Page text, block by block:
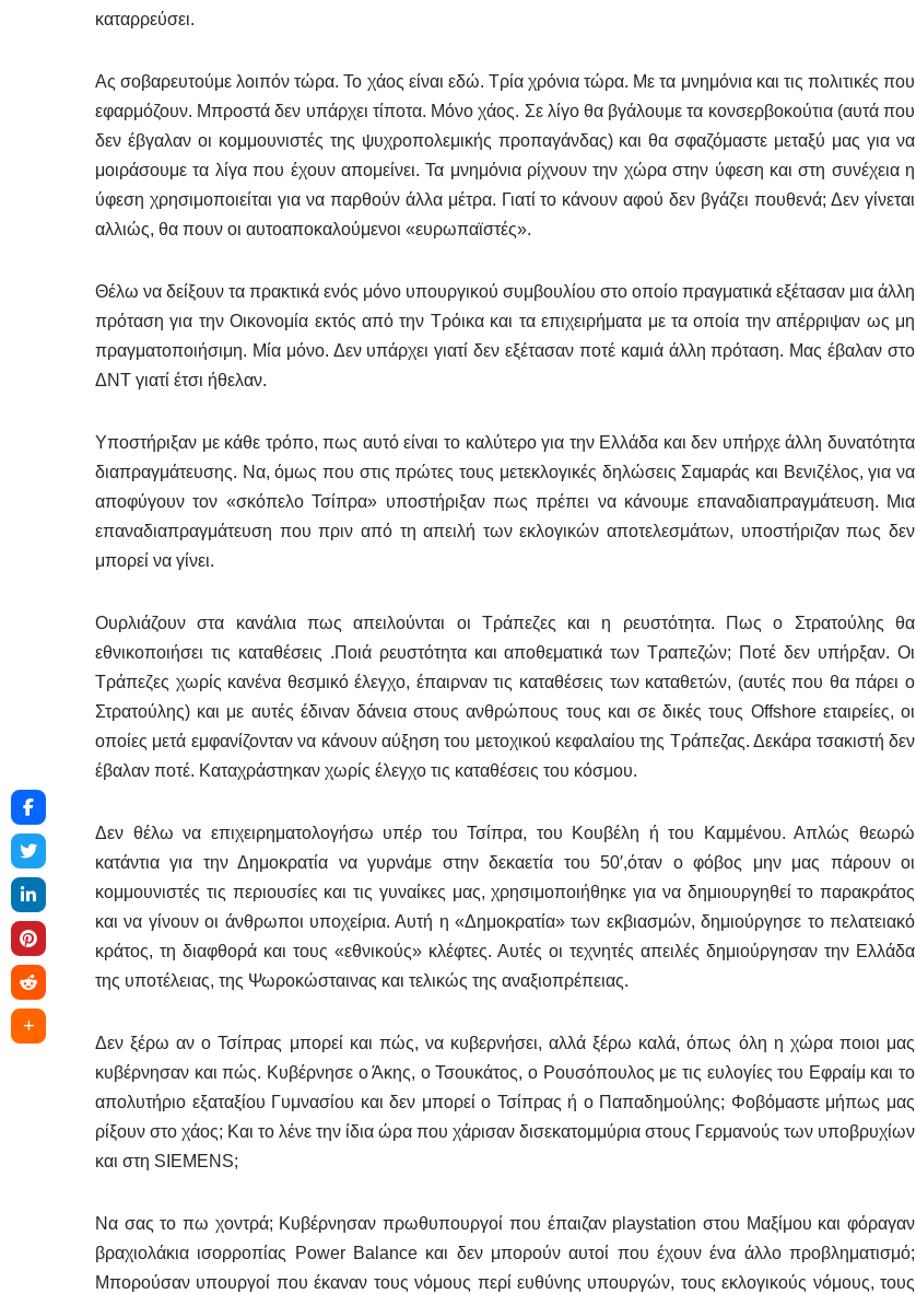
καταρρεύσει.
Ας σοβαρευτούμε λοιπόν τώρα. Το χάος είναι εδώ. Τρία χρόνια τώρα. Με τα μνημόνια και τις πολιτικές που
εφαρμόζουν. Μπροστά δεν υπάρχει τίποτα. Μόνο χάος. Σε λίγο θα βγάλουμε τα κονσερβοκούτια (αυτά που
δεν έβγαλαν οι κομμουνιστές της ψυχροπολεμικής προπαγάνδας) και θα σφαζόμαστε μεταξύ μας για να
μοιράσουμε τα λίγα που έχουν απομείνει. Τα μνημόνια ρίχνουν την χώρα στην ύφεση και στη συνέχεια η
ύφεση χρησιμοποιείται για να παρθούν άλλα μέτρα. Γιατί το κάνουν αφού δεν βγάζει πουθενά; Δεν γίνεται
αλλιώς, θα πουν οι αυτοαποκαλούμενοι «ευρωπαϊστές».
Θέλω να δείξουν τα πρακτικά ενός μόνο υπουργικού συμβουλίου στο οποίο πραγματικά εξέτασαν μια άλλη
πρόταση για την Οικονομία εκτός από την Τρόικα και τα επιχειρήματα με τα οποία την απέρριψαν ως μη
πραγματοποιήσιμη. Μία μόνο. Δεν υπάρχει γιατί δεν εξέτασαν ποτέ καμιά άλλη πρόταση. Μας έβαλαν στο
ΔΝΤ γιατί έτσι ήθελαν.
Υποστήριξαν με κάθε τρόπο, πως αυτό είναι το καλύτερο για την Ελλάδα και δεν υπήρχε άλλη δυνατότητα
διαπραγμάτευσης. Να, όμως που στις πρώτες τους μετεκλογικές δηλώσεις Σαμαράς και Βενιζέλος, για να
αποφύγουν τον «σκόπελο Τσίπρα» υποστήριξαν πως πρέπει να κάνουμε επαναδιαπραγμάτευση. Μια
επαναδιαπραγμάτευση που πριν από τη απειλή των εκλογικών αποτελεσμάτων, υποστήριζαν πως δεν
μπορεί να γίνει.
Ουρλιάζουν στα κανάλια πως απειλούνται οι Τράπεζες και η ρευστότητα. Πως ο Στρατούλης θα
εθνικοποιήσει τις καταθέσεις .Ποιά ρευστότητα και αποθεματικά των Τραπεζών; Ποτέ δεν υπήρξαν. Οι
Τράπεζες χωρίς κανένα θεσμικό έλεγχο, έπαιρναν τις καταθέσεις των καταθετών, (αυτές που θα πάρει ο
Στρατούλης) και με αυτές έδιναν δάνεια στους ανθρώπους τους και σε δικές τους Offshore εταιρείες, οι
οποίες μετά εμφανίζονταν να κάνουν αύξηση του μετοχικού κεφαλαίου της Τράπεζας. Δεκάρα τσακιστή δεν
έβαλαν ποτέ. Καταχράστηκαν χωρίς έλεγχο τις καταθέσεις του κόσμου.
Δεν θέλω να επιχειρηματολογήσω υπέρ του Τσίπρα, του Κουβέλη ή του Καμμένου. Απλώς θεωρώ
κατάντια για την Δημοκρατία να γυρνάμε στην δεκαετία του 50′,όταν ο φόβος μην μας πάρουν οι
κομμουνιστές τις περιουσίες και τις γυναίκες μας, χρησιμοποιήθηκε για να δημιουργηθεί το παρακράτος
και να γίνουν οι άνθρωποι υποχείρια. Αυτή η «Δημοκρατία» των εκβιασμών, δημιούργησε το πελατειακό
κράτος, τη διαφθορά και τους «εθνικούς» κλέφτες. Αυτές οι τεχνητές απειλές δημιούργησαν την Ελλάδα
της υποτέλειας, της Ψωροκώσταινας και τελικώς της αναξιοπρέπειας.
Δεν ξέρω αν ο Τσίπρας μπορεί και πώς, να κυβερνήσει, αλλά ξέρω καλά, όπως όλη η χώρα ποιοι μας
κυβέρνησαν και πώς. Κυβέρνησε ο Άκης, ο Τσουκάτος, ο Ρουσόπουλος με τις ευλογίες του Εφραίμ και το
απολυτήριο εξαταξίου Γυμνασίου και δεν μπορεί ο Τσίπρας ή ο Παπαδημούλης; Φοβόμαστε μήπως μας
ρίξουν στο χάος; Και το λένε την ίδια ώρα που χάρισαν δισεκατομμύρια στους Γερμανούς των υποβρυχίων
και στη SIEMENS;
Να σας το πω χοντρά; Κυβέρνησαν πρωθυπουργοί που έπαιζαν playstation στου Μαξίμου και φόραγαν
βραχιολάκια ισορροπίας Power Balance και δεν μπορούν αυτοί που έχουν ένα άλλο προβληματισμό;
Μπορούσαν υπουργοί που έκαναν τους νόμους περί ευθύνης υπουργών, τους εκλογικούς νόμους, τους